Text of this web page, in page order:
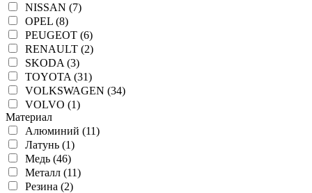
NISSAN (7)
OPEL (8)
PEUGEOT (6)
RENAULT (2)
SKODA (3)
TOYOTA (31)
VOLKSWAGEN (34)
VOLVO (1)
Материал
Алюминий (11)
Латунь (1)
Медь (46)
Металл (11)
Резина (2)